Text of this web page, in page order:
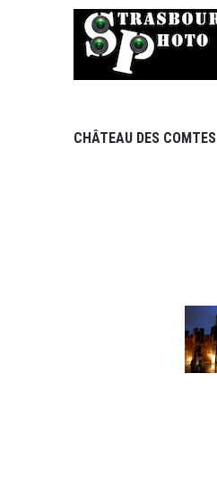
CHÂTEAU DES COMTES